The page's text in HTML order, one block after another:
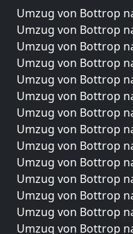
Umzug von Bottrop
Umzug von Bottrop
Umzug von Bottrop
Umzug von Bottrop
Umzug von Bottrop
Umzug von Bottrop
Umzug von Bottrop
Umzug von Bottrop
Umzug von Bottrop
Umzug von Bottrop
Umzug von Bottrop
Umzug von Bottrop
Umzug von Bottrop
Umzug von Bottrop